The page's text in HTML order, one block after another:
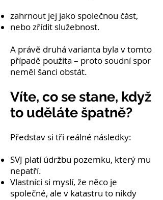
zahrnout jej jako společnou část,
nebo zřídit služebnost.
A právě druhá varianta byla v tomto
případě použita – proto soudní spor
neměl šanci obstát.
Víte, co se stane, když
to uděláte špatně?
Představ si tři reálné následky:
SVJ platí údržbu pozemku, který mu
nepatří.
Vlastníci si myslí, že něco je
společné, ale v katastru to nikdy